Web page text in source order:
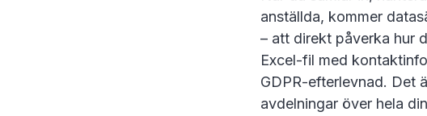
anställda, kommer
– att direkt påverka hur
Excel-fil med
GDPR-efterlevnad. Det
avdelningar över hela